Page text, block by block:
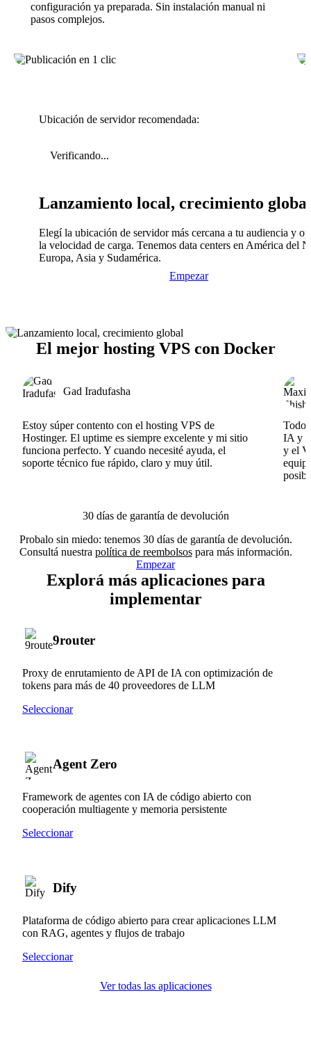
configuración ya preparada. Sin instalación manual ni
pasos complejos.
Ubicación de servidor recomendada:
Verificando...
Lanzamiento local, crecimiento global
Elegí la ubicación de servidor más cercana a tu audiencia y
la velocidad de carga. Tenemos data centers en América del
Europa, Asia y Sudamérica.
Empezar
El mejor hosting VPS con Docker
Gad Iradufasha
Estoy súper contento con el hosting VPS de
Hostinger. El uptime es siempre excelente y mi sitio
funciona perfecto. Y cuando necesité ayuda, el
soporte técnico fue rápido, claro y muy útil.
Todo
IA y
y el
30 días de garantía de devolución
Probalo sin miedo: tenemos 30 días de garantía de devolución.
Consultá nuestra política de reembolsospara más información.
Empezar
Explorá más aplicaciones para
implementar
9router
Proxy de enrutamiento de API de IA con optimización de
tokens para más de 40 proveedores de LLM
Seleccionar
Agent Zero
Framework de agentes con IA de código abierto con
cooperación multiagente y memoria persistente
Seleccionar
Dify
Plataforma de código abierto para crear aplicaciones LLM
con RAG, agentes y flujos de trabajo
Seleccionar
Ver todas las aplicaciones